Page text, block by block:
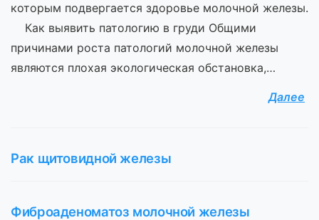
которым подвергается здоровье молочной железы.
Как выявить патологию в груди Общими
причинами роста патологий молочной железы
являются плохая экологическая обстановка,…
Далее
Рак щитовидной железы
Фиброаденоматоз молочной железы